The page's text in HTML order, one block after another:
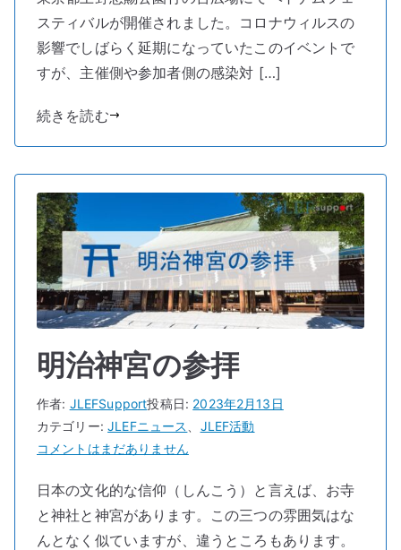
フ
ェ
ス
ィ
2021
年
行
っ
て
き
ま
し
た
へ
の
スティバルが開催されました。コロナウィルスの
影響でしばらく延期になっていたこのイベントで
すが、主催側や参加者側の感染対 […]
続きを読む
明治神宮の参拝
作者: JLEFSupport投稿日: 2023年2月13日
カテゴリー:JLEFニュース
JLEF活動
明
神
宮
の
コメントはまだありません
日本の文化的な信仰（しんこう）と言えば、お寺
と神社と神宮があります。この三つの雰囲気はな
んとなく似ていますが、違うところもあります。